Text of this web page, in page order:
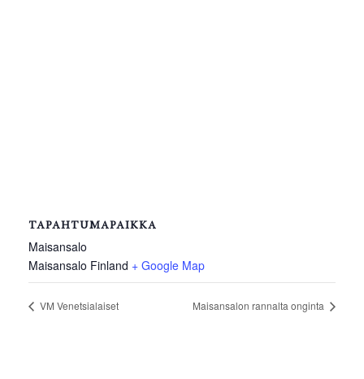
TAPAHTUMAPAIKKA
Maisansalo
Maisansalo Finland + Google Map
VM Venetsialaiset Maisansalon rannalta onginta